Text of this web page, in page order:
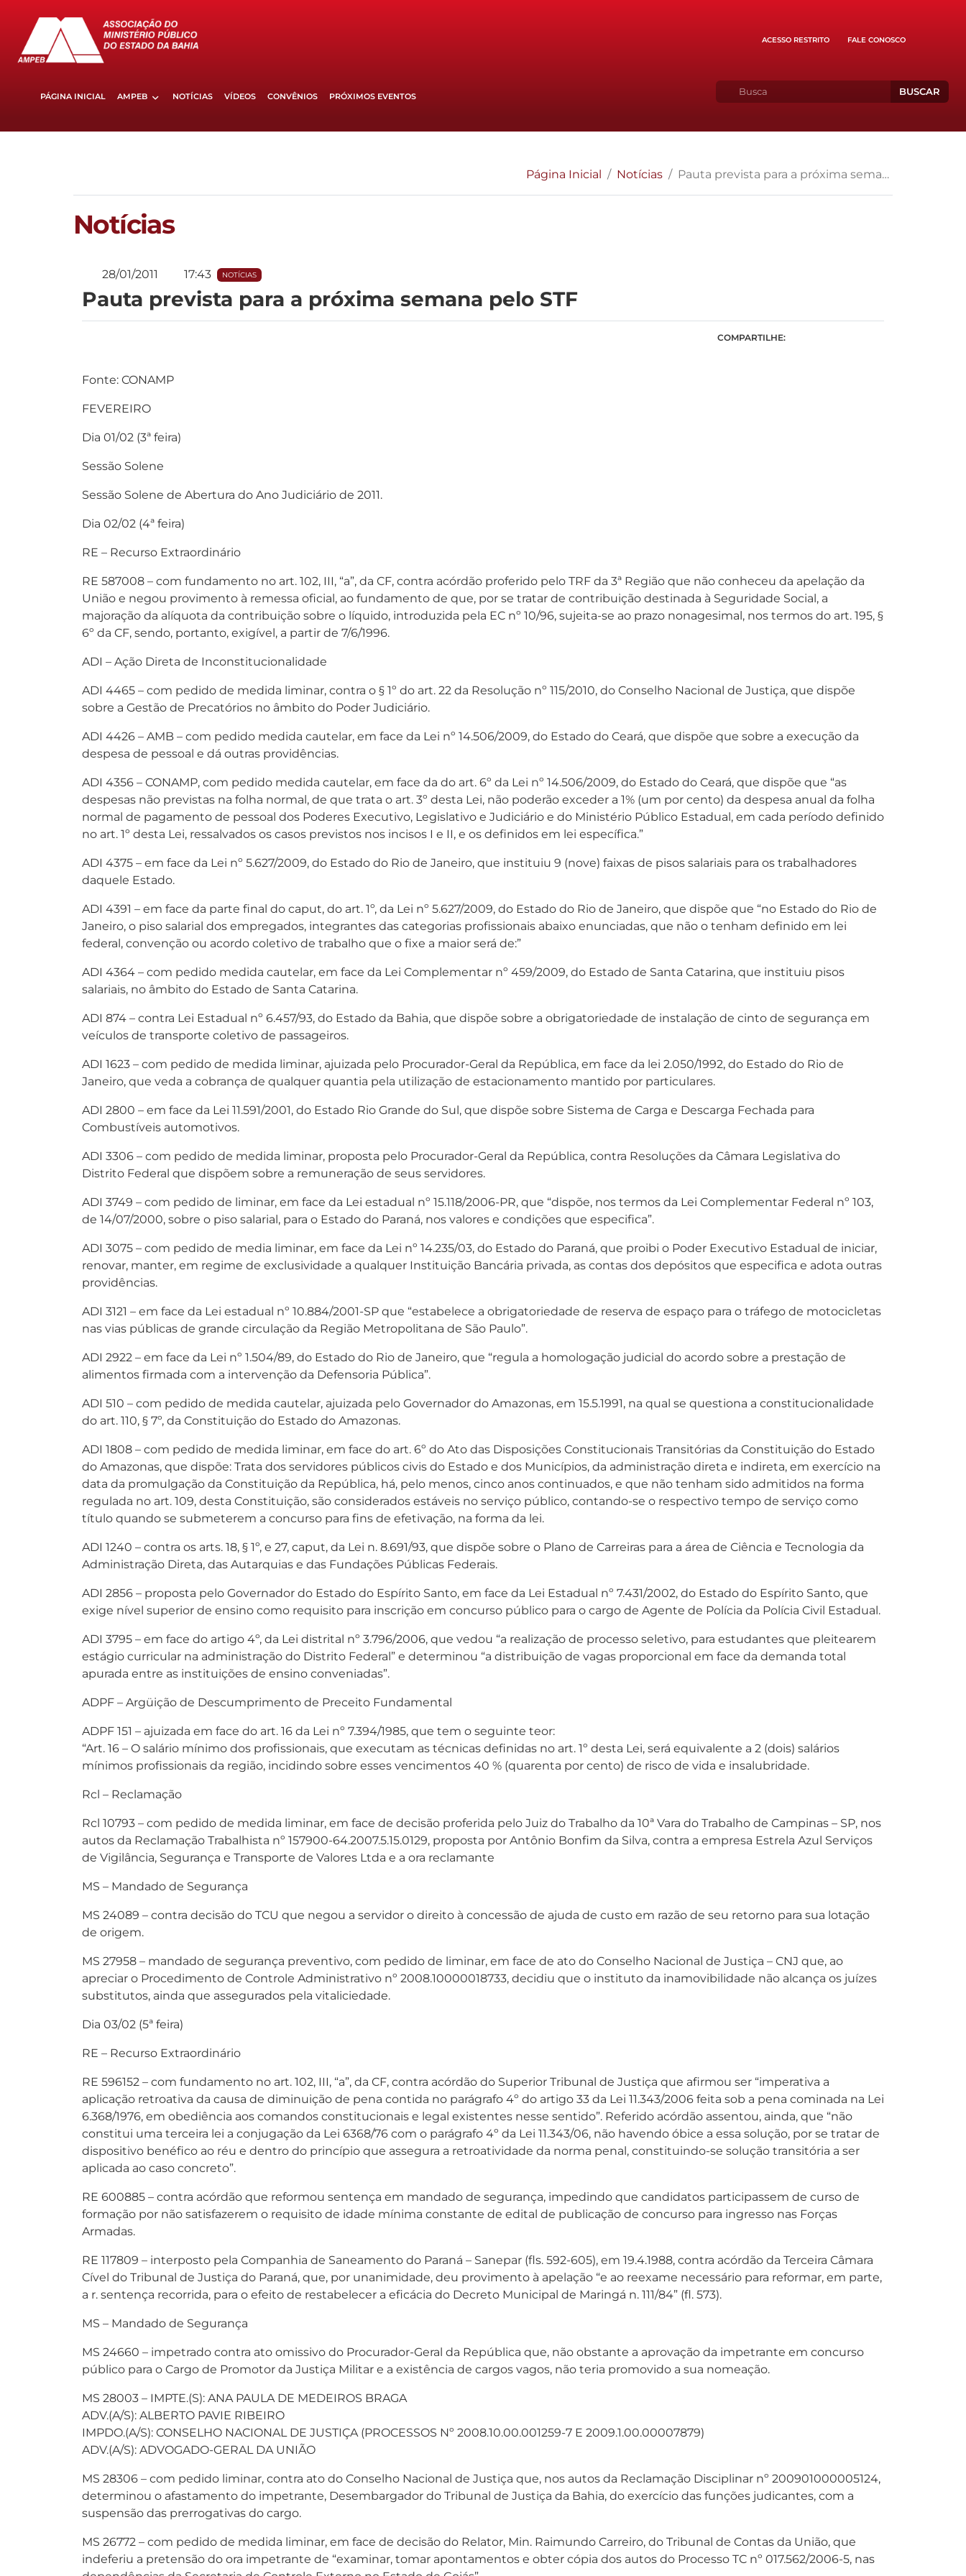
ACESSO RESTRITO FALE CONOSCO
PÁGINA INICIAL AMPEB NOTÍCIAS VÍDEOS CONVÊNIOS PRÓXIMOS EVENTOS BUSCAR
Página Inicial Notícias Pauta prevista para a próxima semana pelo STF
Notícias
28/01/2011 17:43 NOTÍCIAS
Pauta prevista para a próxima semana pelo STF
COMPARTILHE:
Fonte: CONAMP
FEVEREIRO
Dia 01/02 (3ª feira)
Sessão Solene
Sessão Solene de Abertura do Ano Judiciário de 2011.
Dia 02/02 (4ª feira)
RE – Recurso Extraordinário
RE 587008 – com fundamento no art. 102, III, “a”, da CF, contra acórdão proferido pelo TRF da 3ª Região que não conheceu da apelação da
União e negou provimento à remessa oficial, ao fundamento de que, por se tratar de contribuição destinada à Seguridade Social, a
majoração da alíquota da contribuição sobre o líquido, introduzida pela EC nº 10/96, sujeita-se ao prazo nonagesimal, nos termos do art. 195, §
6º da CF, sendo, portanto, exigível, a partir de 7/6/1996.
ADI – Ação Direta de Inconstitucionalidade
ADI 4465 – com pedido de medida liminar, contra o § 1º do art. 22 da Resolução nº 115/2010, do Conselho Nacional de Justiça, que dispõe
sobre a Gestão de Precatórios no âmbito do Poder Judiciário.
ADI 4426 – AMB – com pedido medida cautelar, em face da Lei nº 14.506/2009, do Estado do Ceará, que dispõe que sobre a execução da
despesa de pessoal e dá outras providências.
ADI 4356 – CONAMP, com pedido medida cautelar, em face da do art. 6º da Lei nº 14.506/2009, do Estado do Ceará, que dispõe que “as
despesas não previstas na folha normal, de que trata o art. 3º desta Lei, não poderão exceder a 1% (um por cento) da despesa anual da folha
normal de pagamento de pessoal dos Poderes Executivo, Legislativo e Judiciário e do Ministério Público Estadual, em cada período definido
no art. 1º desta Lei, ressalvados os casos previstos nos incisos I e II, e os definidos em lei específica.”
ADI 4375 – em face da Lei nº 5.627/2009, do Estado do Rio de Janeiro, que instituiu 9 (nove) faixas de pisos salariais para os trabalhadores
daquele Estado.
ADI 4391 – em face da parte final do caput, do art. 1º, da Lei nº 5.627/2009, do Estado do Rio de Janeiro, que dispõe que “no Estado do Rio de
Janeiro, o piso salarial dos empregados, integrantes das categorias profissionais abaixo enunciadas, que não o tenham definido em lei
federal, convenção ou acordo coletivo de trabalho que o fixe a maior será de:”
ADI 4364 – com pedido medida cautelar, em face da Lei Complementar nº 459/2009, do Estado de Santa Catarina, que instituiu pisos
salariais, no âmbito do Estado de Santa Catarina.
ADI 874 – contra Lei Estadual nº 6.457/93, do Estado da Bahia, que dispõe sobre a obrigatoriedade de instalação de cinto de segurança em
veículos de transporte coletivo de passageiros.
ADI 1623 – com pedido de medida liminar, ajuizada pelo Procurador-Geral da República, em face da lei 2.050/1992, do Estado do Rio de
Janeiro, que veda a cobrança de qualquer quantia pela utilização de estacionamento mantido por particulares.
ADI 2800 – em face da Lei 11.591/2001, do Estado Rio Grande do Sul, que dispõe sobre Sistema de Carga e Descarga Fechada para
Combustíveis automotivos.
ADI 3306 – com pedido de medida liminar, proposta pelo Procurador-Geral da República, contra Resoluções da Câmara Legislativa do
Distrito Federal que dispõem sobre a remuneração de seus servidores.
ADI 3749 – com pedido de liminar, em face da Lei estadual nº 15.118/2006-PR, que “dispõe, nos termos da Lei Complementar Federal nº 103,
de 14/07/2000, sobre o piso salarial, para o Estado do Paraná, nos valores e condições que especifica”.
ADI 3075 – com pedido de media liminar, em face da Lei nº 14.235/03, do Estado do Paraná, que proibi o Poder Executivo Estadual de iniciar,
renovar, manter, em regime de exclusividade a qualquer Instituição Bancária privada, as contas dos depósitos que especifica e adota outras
providências.
ADI 3121 – em face da Lei estadual nº 10.884/2001-SP que “estabelece a obrigatoriedade de reserva de espaço para o tráfego de motocicletas
nas vias públicas de grande circulação da Região Metropolitana de São Paulo”.
ADI 2922 – em face da Lei nº 1.504/89, do Estado do Rio de Janeiro, que “regula a homologação judicial do acordo sobre a prestação de
alimentos firmada com a intervenção da Defensoria Pública”.
ADI 510 – com pedido de medida cautelar, ajuizada pelo Governador do Amazonas, em 15.5.1991, na qual se questiona a constitucionalidade
do art. 110, § 7º, da Constituição do Estado do Amazonas.
ADI 1808 – com pedido de medida liminar, em face do art. 6º do Ato das Disposições Constitucionais Transitórias da Constituição do Estado
do Amazonas, que dispõe: Trata dos servidores públicos civis do Estado e dos Municípios, da administração direta e indireta, em exercício na
data da promulgação da Constituição da República, há, pelo menos, cinco anos continuados, e que não tenham sido admitidos na forma
regulada no art. 109, desta Constituição, são considerados estáveis no serviço público, contando-se o respectivo tempo de serviço como
título quando se submeterem a concurso para fins de efetivação, na forma da lei.
ADI 1240 – contra os arts. 18, § 1º, e 27, caput, da Lei n. 8.691/93, que dispõe sobre o Plano de Carreiras para a área de Ciência e Tecnologia da
Administração Direta, das Autarquias e das Fundações Públicas Federais.
ADI 2856 – proposta pelo Governador do Estado do Espírito Santo, em face da Lei Estadual nº 7.431/2002, do Estado do Espírito Santo, que
exige nível superior de ensino como requisito para inscrição em concurso público para o cargo de Agente de Polícia da Polícia Civil Estadual.
ADI 3795 – em face do artigo 4º, da Lei distrital nº 3.796/2006, que vedou “a realização de processo seletivo, para estudantes que pleitearem
estágio curricular na administração do Distrito Federal” e determinou “a distribuição de vagas proporcional em face da demanda total
apurada entre as instituições de ensino conveniadas”.
ADPF – Argüição de Descumprimento de Preceito Fundamental
ADPF 151 – ajuizada em face do art. 16 da Lei nº 7.394/1985, que tem o seguinte teor:
“Art. 16 – O salário mínimo dos profissionais, que executam as técnicas definidas no art. 1º desta Lei, será equivalente a 2 (dois) salários
mínimos profissionais da região, incidindo sobre esses vencimentos 40 % (quarenta por cento) de risco de vida e insalubridade.
Rcl – Reclamação
Rcl 10793 – com pedido de medida liminar, em face de decisão proferida pelo Juiz do Trabalho da 10ª Vara do Trabalho de Campinas – SP, nos
autos da Reclamação Trabalhista nº 157900-64.2007.5.15.0129, proposta por Antônio Bonfim da Silva, contra a empresa Estrela Azul Serviços
de Vigilância, Segurança e Transporte de Valores Ltda e a ora reclamante
MS – Mandado de Segurança
MS 24089 – contra decisão do TCU que negou a servidor o direito à concessão de ajuda de custo em razão de seu retorno para sua lotação
de origem.
MS 27958 – mandado de segurança preventivo, com pedido de liminar, em face de ato do Conselho Nacional de Justiça – CNJ que, ao
apreciar o Procedimento de Controle Administrativo nº 2008.10000018733, decidiu que o instituto da inamovibilidade não alcança os juízes
substitutos, ainda que assegurados pela vitaliciedade.
Dia 03/02 (5ª feira)
RE – Recurso Extraordinário
RE 596152 – com fundamento no art. 102, III, “a”, da CF, contra acórdão do Superior Tribunal de Justiça que afirmou ser “imperativa a
aplicação retroativa da causa de diminuição de pena contida no parágrafo 4º do artigo 33 da Lei 11.343/2006 feita sob a pena cominada na Lei
6.368/1976, em obediência aos comandos constitucionais e legal existentes nesse sentido”. Referido acórdão assentou, ainda, que “não
constitui uma terceira lei a conjugação da Lei 6368/76 com o parágrafo 4º da Lei 11.343/06, não havendo óbice a essa solução, por se tratar de
dispositivo benéfico ao réu e dentro do princípio que assegura a retroatividade da norma penal, constituindo-se solução transitória a ser
aplicada ao caso concreto”.
RE 600885 – contra acórdão que reformou sentença em mandado de segurança, impedindo que candidatos participassem de curso de
formação por não satisfazerem o requisito de idade mínima constante de edital de publicação de concurso para ingresso nas Forças
Armadas.
RE 117809 – interposto pela Companhia de Saneamento do Paraná – Sanepar (fls. 592-605), em 19.4.1988, contra acórdão da Terceira Câmara
Cível do Tribunal de Justiça do Paraná, que, por unanimidade, deu provimento à apelação “e ao reexame necessário para reformar, em parte,
a r. sentença recorrida, para o efeito de restabelecer a eficácia do Decreto Municipal de Maringá n. 111/84” (fl. 573).
MS – Mandado de Segurança
MS 24660 – impetrado contra ato omissivo do Procurador-Geral da República que, não obstante a aprovação da impetrante em concurso
público para o Cargo de Promotor da Justiça Militar e a existência de cargos vagos, não teria promovido a sua nomeação.
MS 28003 – IMPTE.(S): ANA PAULA DE MEDEIROS BRAGA
ADV.(A/S): ALBERTO PAVIE RIBEIRO
IMPDO.(A/S): CONSELHO NACIONAL DE JUSTIÇA (PROCESSOS Nº 2008.10.00.001259-7 E 2009.1.00.00007879)
ADV.(A/S): ADVOGADO-GERAL DA UNIÃO
MS 28306 – com pedido liminar, contra ato do Conselho Nacional de Justiça que, nos autos da Reclamação Disciplinar nº 200901000005124,
determinou o afastamento do impetrante, Desembargador do Tribunal de Justiça da Bahia, do exercício das funções judicantes, com a
suspensão das prerrogativas do cargo.
MS 26772 – com pedido de medida liminar, em face de decisão do Relator, Min. Raimundo Carreiro, do Tribunal de Contas da União, que
indeferiu a pretensão do ora impetrante de “examinar, tomar apontamentos e obter cópia dos autos do Processo TC nº 017.562/2006-5, nas